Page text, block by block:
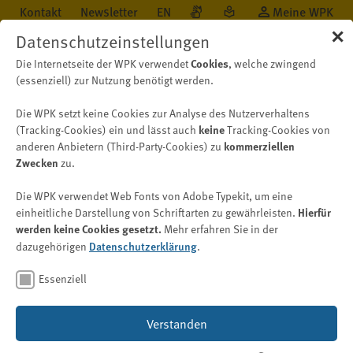
Kontakt Newsletter EN Meine WPK
Öffentlichkeit Neu auf WPK.de Nachricht
Künstliche Intelligenz
Fragen und Antworten zum
Einsatz von künstlicher
Intelligenz in der WP-Praxis
(Stand: 21. Mai 2026)
Bild: © Dee karen – stock.adobe.com
✕
Datenschutzeinstellungen
Die Internetseite der WPK verwendetCookies, welche zwingend
(essenziell) zur Nutzung benötigt werden.
Die WPK setzt keine Cookies zur Analyse des Nutzerverhaltens
(Tracking-Cookies) ein und lässt auch keineTracking-Cookies von
anderen Anbietern (Third-Party-Cookies) zu kommerziellen
Zwecken zu.
Die WPK verwendet Web Fonts von Adobe Typekit, um eine
einheitliche Darstellung von Schriftarten zu gewährleisten. Hierfür
werden keine Cookies gesetzt. Mehr erfahren Sie in der
dazugehörigen Datenschutzerklärung.
Essenziell
Verstanden